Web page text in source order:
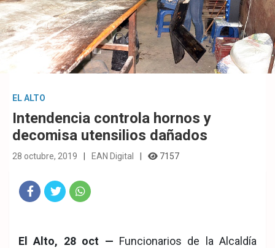
EL ALTO
Intendencia controla hornos y
decomisa utensilios dañados
28 octubre, 2019 EAN Digital 7157
eb
ter
tsA
El Alto, 28 oct — Funcionarios de la Alcaldía